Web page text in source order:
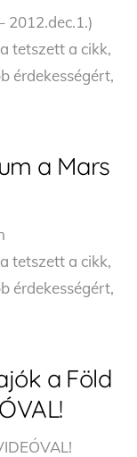
2012.dec.1.)
tetszett a cikk,
érdekességért,
a Mars
tetszett a cikk,
érdekességért,
a Föld